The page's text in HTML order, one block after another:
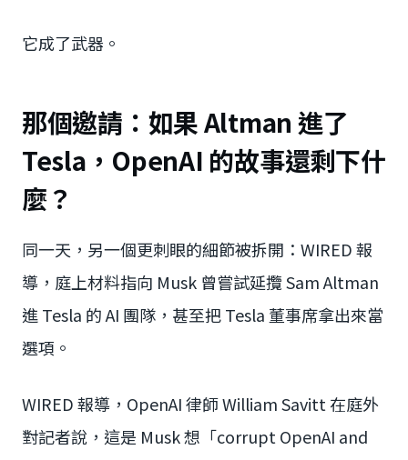
它成了武器。
那個邀請：如果 Altman 進了
Tesla，OpenAI 的故事還剩下什
麼？
同一天，另一個更刺眼的細節被拆開：WIRED 報
導，庭上材料指向 Musk 曾嘗試延攬 Sam Altman
進 Tesla 的 AI 團隊，甚至把 Tesla 董事席拿出來當
選項。
WIRED 報導，OpenAI 律師 William Savitt 在庭外
對記者說，這是 Musk 想「corrupt OpenAI and